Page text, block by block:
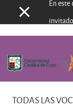
Salta al contenido
Panel lateral
En
TODAS LAS